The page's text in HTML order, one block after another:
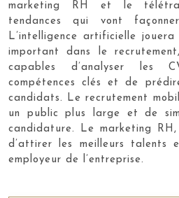
marketing RH et le
tendances qui vont
L’intelligence artificielle
important dans le
capables d’analyser les
compétences clés et de
candidats. Le recrutement
un public plus large et de
candidature. Le marketing
d’attirer les meilleurs talents
employeur de l’entreprise.